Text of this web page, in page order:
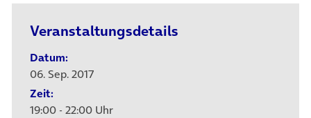
Veranstaltungsdetails
Datum:
06. Sep. 2017
Zeit:
19:00 - 22:00 Uhr